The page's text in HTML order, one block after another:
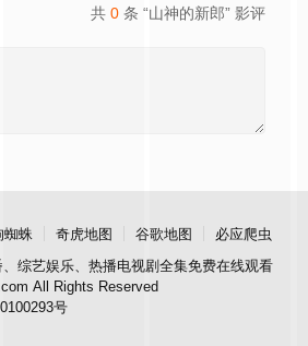
共 0 条 “山神的新郎” 影评
蜘蛛 奇虎地图 谷歌地图
必应爬虫
综艺娱乐、热播电视剧全集免费在线观看
All Rights Reserved
号